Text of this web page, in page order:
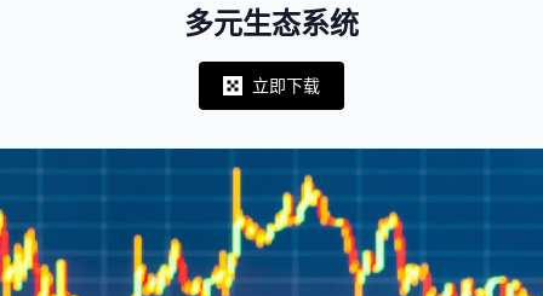
多元生态系统
Notifications
立即下载